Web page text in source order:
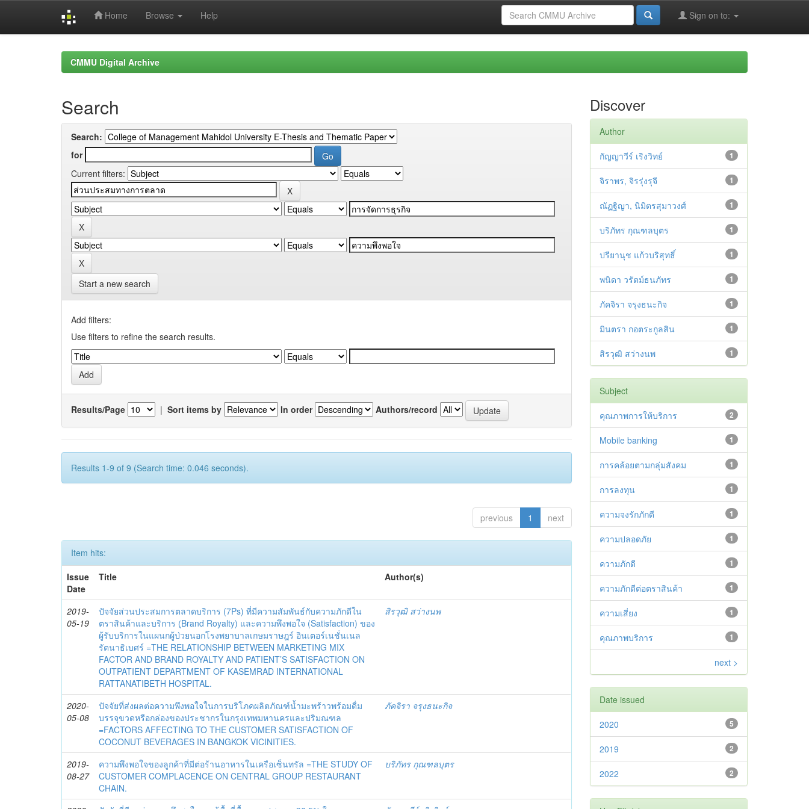
Home Browse Help Sign on to:
CMMU Digital Archive
Search
Search:
for
Current filters:
Start a new search
Add filters:
Use filters to refine the search results.
Results/Page | Sort items by In order Authors/record
Results 1-9 of 9 (Search time: 0.046 seconds).
previous 1 next
Item hits:
Issue
Date
Title Author(s)
2019-
05-19
ปัจจัยส่วนประสมการตลาดบริการ (7Ps) ที่มีความสัมพันธ์กับความภักดีใน
ตราสินค้าและบริการ (ฺBrand Royalty) และความพึงพอใจ (Satisfaction) ของ
ผู้รับบริการในแผนกผู้ป่วยนอกโรงพยาบาลเกษมราษฎร์ อินเตอร์เนชั่นเนล
รัตนาธิเบศร์ =THE RELATIONSHIP BETWEEN MARKETING MIX
FACTOR AND BRAND ROYALTY AND PATIENT’S SATISFACTION ON
OUTPATIENT DEPARTMENT OF KASEMRAD INTERNATIONAL
RATTANATIBETH HOSPITAL.
สิรวุฒิ สว่างนพ
2020-
05-08
ปัจจัยที่ส่งผลต่อความพึงพอใจในการบริโภคผลิตภัณฑ์น้ำมะพร้าวพร้อมดื่ม
บรรจุขวดหรือกล่องของประชากรในกรุงเทพมหานครและปริมณฑล
=FACTORS AFFECTING TO THE CUSTOMER SATISFACTION OF
COCONUT BEVERAGES IN BANGKOK VICINITIES.
ภัคจิรา จรุงธนะกิจ
2019-
08-27
ความพึงพอใจของลูกค้าที่มีต่อร้านอาหารในเครือเซ็นทรัล =THE STUDY OF
CUSTOMER COMPLACENCE ON CENTRAL GROUP RESTAURANT
CHAIN.
บริภัทร กุณฑลบุตร
Discover
Author
1
กัญญาวีร์ เริงวิทย์
1
จิราพร, จิรรุ่งรุจี
1
ณัฏฐิญา, นิมิตรสุมาวงศ์
1
บริภัทร กุณฑลบุตร
1
ปรียานุช แก้วบริสุทธิ์
1
พนิดา วรัตม์ธนภัทร
1
ภัคจิรา จรุงธนะกิจ
1
มินตรา กอตระกูลสิน
1
สิรวุฒิ สว่างนพ
Subject
2
คุณภาพการให้บริการ
1
Mobile banking
1
การคล้อยตามกลุ่มสังคม
1
การลงทุน
1
ความจงรักภักดี
1
ความปลอดภัย
1
ความภักดี
1
ความภักดีต่อตราสินค้า
1
ความเสี่ยง
1
คุณภาพบริการ
next >
Date issued
5
2020
2
2019
2
2022